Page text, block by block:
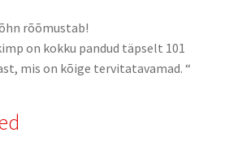
rõõmustab!
on kokku pandud täpselt 101
mis on kõige tervitatavamad. “